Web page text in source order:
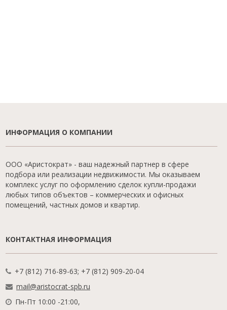
ИНФОРМАЦИЯ О КОМПАНИИ
ООО «Аристократ» - ваш надежный партнер в сфере
подбора или реализации недвижимости. Мы оказываем
комплекс услуг по оформлению сделок купли-продажи
любых типов объектов – коммерческих и офисных
помещений, частных домов и квартир.
КОНТАКТНАЯ ИНФОРМАЦИЯ
+7 (812) 716-89-63; +7 (812) 909-20-04
mail@aristocrat-spb.ru
Пн-Пт 10:00 -21:00,